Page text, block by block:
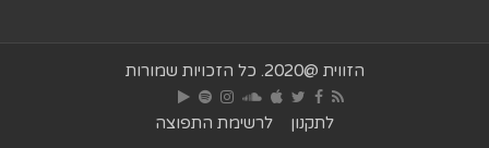
הזווית @2020. כל הזכויות שמורות
לתקנון לרשימת התפוצה